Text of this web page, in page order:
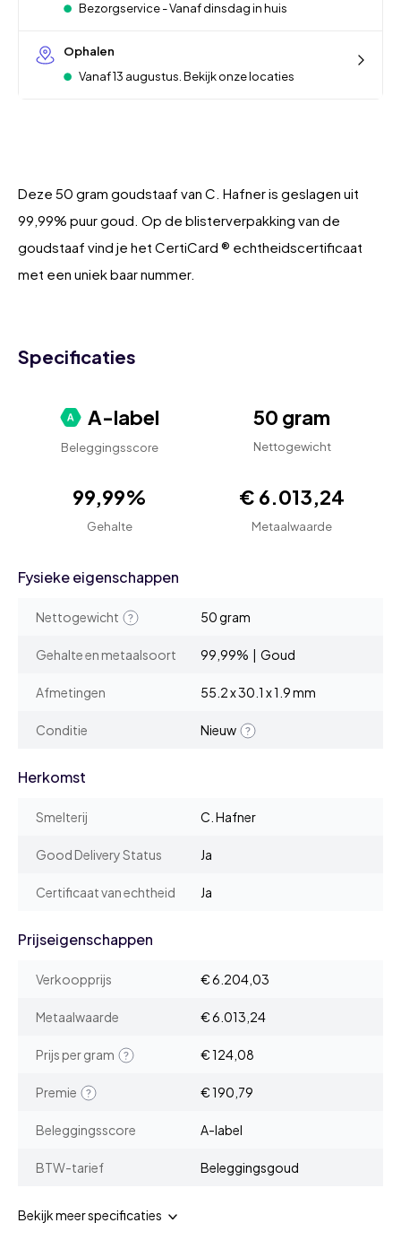
Bezorgservice - Vanaf dinsdag in huis
Ophalen
Vanaf 13 augustus. Bekijk onze locaties
Deze 50 gram goudstaaf van C. Hafner is geslagen uit
99,99% puur goud. Op de blisterverpakking van de
goudstaaf vind je het CertiCard ® echtheidscertificaat
met een uniek baar nummer.
Specificaties
A-label
Beleggingsscore
50 gram
Nettogewicht
99,99%
Gehalte
€ 6.013,24
Metaalwaarde
Fysieke eigenschappen
Nettogewicht 50 gram
Gehalte en metaalsoort 99,99% | Goud
Afmetingen 55.2 x 30.1 x 1.9 mm
Conditie Nieuw
Herkomst
Smelterij C. Hafner
Good Delivery Status Ja
Certificaat van echtheid Ja
Prijseigenschappen
Verkoopprijs € 6.204,03
Metaalwaarde € 6.013,24
Prijs per gram € 124,08
Premie € 190,79
Beleggingsscore A-label
BTW-tarief Beleggingsgoud
Bekijk meer specificaties